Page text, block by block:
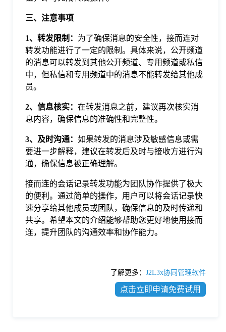
三、注意事项
1、转发限制： 为了确保消息的安全性，接而连对
转发功能进行了一定的限制。具体来说，公开频道
的消息可以转发到其他公开频道、专用频道或私信
中，但私信和专用频道中的消息不能转发给其他成
员。
2、信息核实： 在转发消息之前，建议再次核实消
息内容，确保信息的准确性和完整性。
3、及时沟通： 如果转发的消息涉及敏感信息或需
要进一步解释，建议在转发后及时与接收方进行沟
通，确保信息被正确理解。
接而连的会话记录转发功能为团队协作提供了极大
的便利。通过简单的操作，用户可以将会话记录快
速分享给其他成员或团队，确保信息的及时传递和
共享。希望本文的介绍能够帮助您更好地使用接而
连，提升团队的沟通效率和协作能力。
了解更多： J2L3x协同管理软件
点击立即申请免费试用